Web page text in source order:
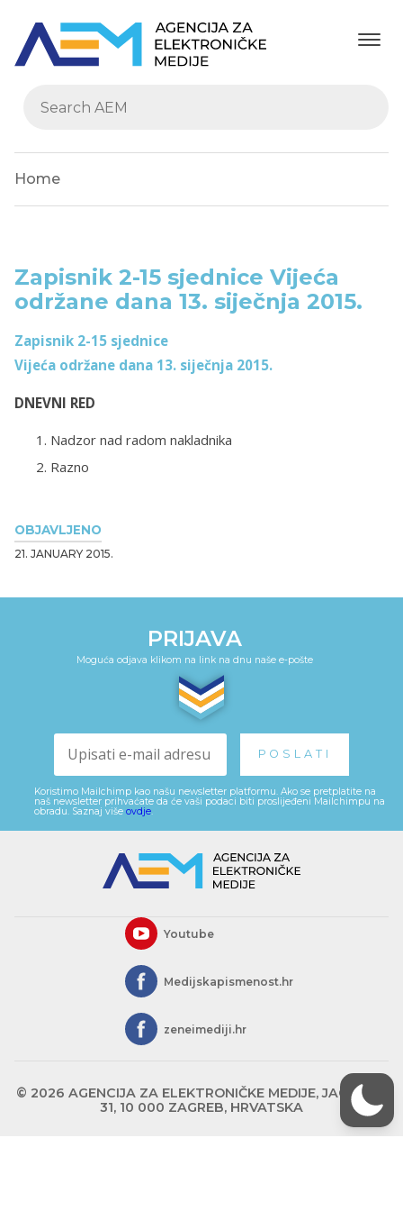
Home
OBJAVLJENO
21. JANUARY 2015.
Zapisnik 2-15 sjednice Vijeća
održane dana 13. siječnja 2015.
Zapisnik 2-15 sjednice
Vijeća održane dana 13. siječnja 2015.
DNEVNI RED
Nadzor nad radom nakladnika
Razno
PRIJAVA
Moguća odjava klikom na link na dnu naše e-pošte
Koristimo Mailchimp kao našu newsletter platformu. Ako se pretplatite na
naš newsletter prihvaćate da će vaši podaci biti proslijeđeni Mailchimpu na
obradu. Saznaj više ovdje.
Youtube
Medijskapismenost.hr
zeneimediji.hr
© 2026 AGENCIJA ZA ELEKTRONIČKE MEDIJE, JAGIĆEVA
31, 10 000 ZAGREB, HRVATSKA